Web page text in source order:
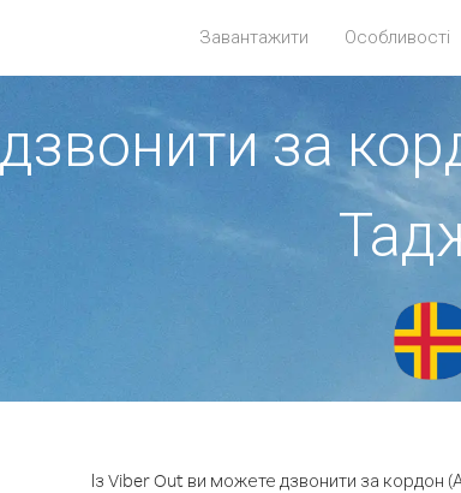
Завантажити Особливості
за
Із Viber Out ви можете дзвонити за кордон